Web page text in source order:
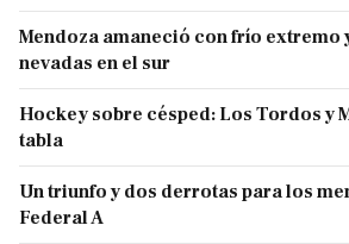
Mendoza amaneció con frío extremo
nevadas en el sur
Hockey sobre césped: Los Tordos y
tabla
Un triunfo y dos derrotas para los
Federal A